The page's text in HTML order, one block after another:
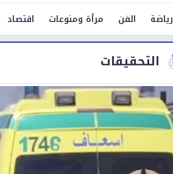
رياضة الفن مرأة ومنوعات اقتصاد
التحقيقات